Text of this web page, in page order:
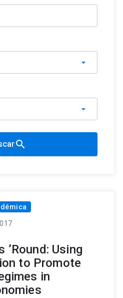
search
’Round: Using
to Promote
in